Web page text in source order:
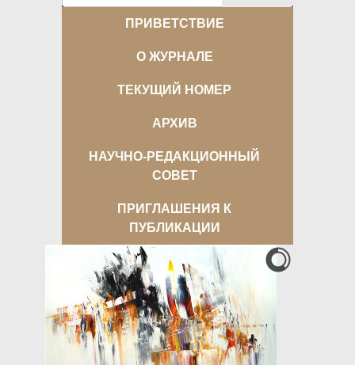
ПРИВЕТСТВИЕ
О ЖУРНАЛЕ
ТЕКУЩИЙ НОМЕР
АРХИВ
НАУЧНО-РЕДАКЦИОННЫЙ
СОВЕТ
ПРИГЛАШЕНИЯ К
ПУБЛИКАЦИИ